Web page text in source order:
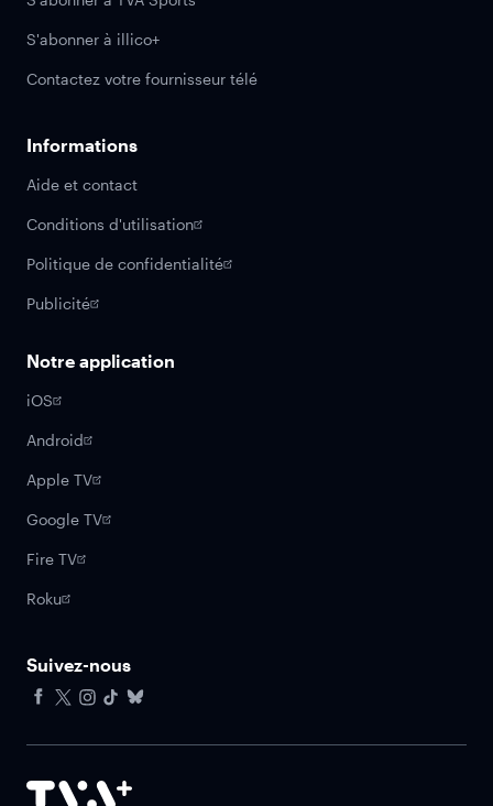
S'abonner à illico+
Contactez votre fournisseur télé
Informations
Aide et contact
Conditions d'utilisation
Politique de confidentialité
Publicité
Notre application
iOS
Android
Apple TV
Google TV
Fire TV
Roku
Suivez-nous